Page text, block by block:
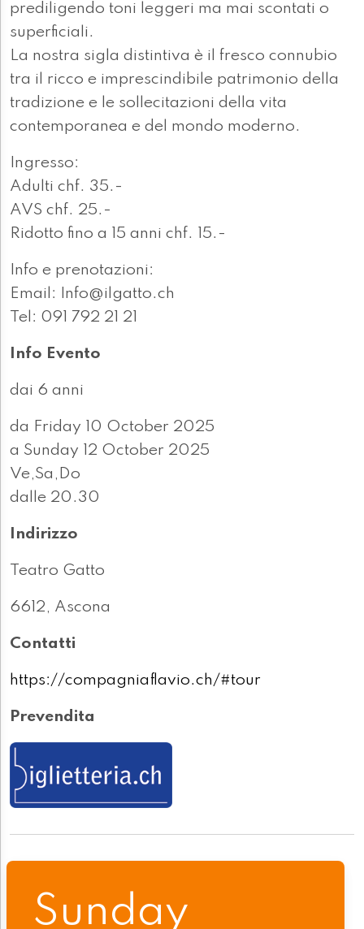
prediligendo toni leggeri ma mai scontati o
superficiali.
La nostra sigla distintiva è il fresco connubio
tra il ricco e imprescindibile patrimonio della
tradizione e le sollecitazioni della vita
contemporanea e del mondo moderno.
Ingresso:
Adulti chf. 35.-
AVS chf. 25.-
Ridotto fino a 15 anni chf. 15.-
Info e prenotazioni:
Email: Info@ilgatto.ch
Tel: 091 792 21 21
Info Evento
dai 6 anni
da Friday 10 October 2025
a Sunday 12 October 2025
Ve,Sa,Do
dalle 20.30
Indirizzo
Teatro Gatto
6612, Ascona
Contatti
https://compagniaflavio.ch/#tour
Prevendita
Sunday